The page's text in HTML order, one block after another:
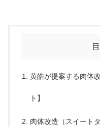
黄皓が提案する肉体
ト】
肉体改造（スイート